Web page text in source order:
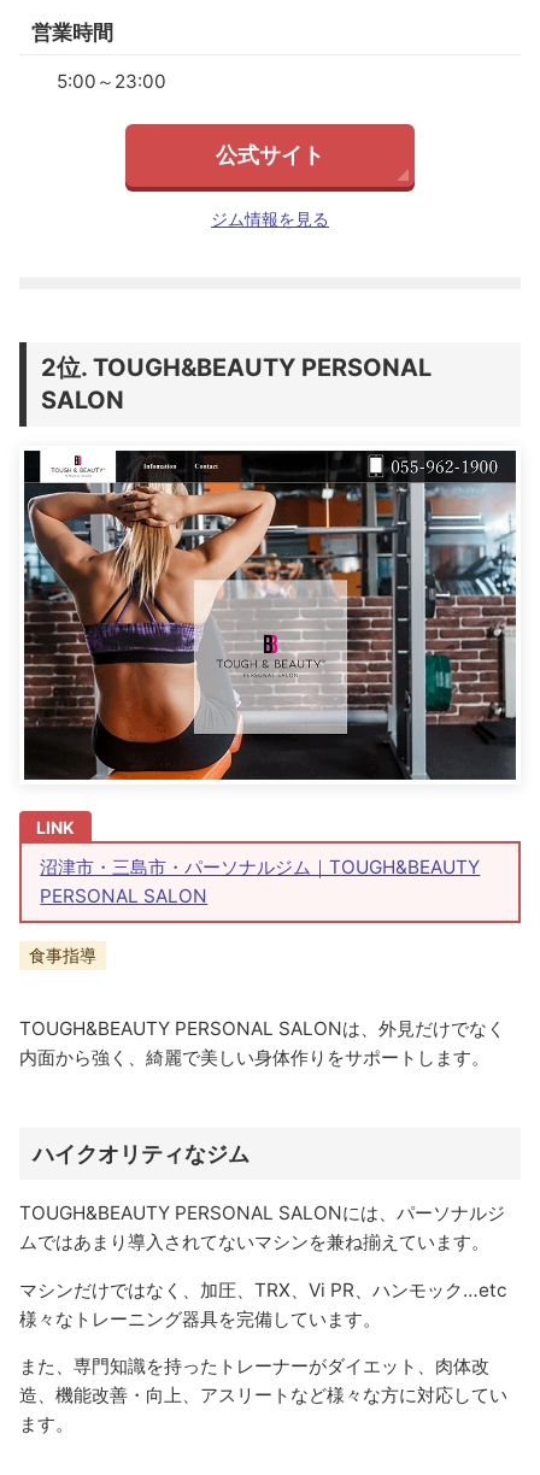
営業時間
5:00～23:00
公式サイト
ジム情報を見る
TOUGH&BEAUTY PERSONAL
SALON
沼津市・三島市・パーソナルジム｜TOUGH&BEAUTY
PERSONAL SALON
食事指導
TOUGH&BEAUTY PERSONAL SALONは、外見だけでなく
内面から強く、綺麗で美しい身体作りをサポートします。
ハイクオリティなジム
TOUGH&BEAUTY PERSONAL SALONには、パーソナルジ
ムではあまり導入されてないマシンを兼ね揃えています。
マシンだけではなく、加圧、TRX、Vi PR、ハンモック…etc
様々なトレーニング器具を完備しています。
また、専門知識を持ったトレーナーがダイエット、肉体改
造、機能改善・向上、アスリートなど様々な方に対応してい
ます。